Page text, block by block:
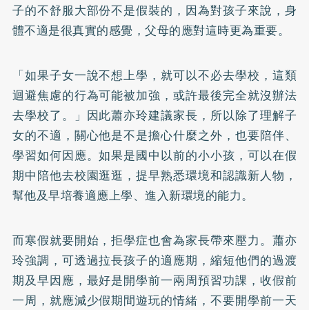
子的不舒服大部份不是假裝的，因為對孩子來說，身
體不適是很真實的感覺，父母的應對這時更為重要。
「如果子女一說不想上學，就可以不必去學校，這類
迴避焦慮的行為可能被加強，或許最後完全就沒辦法
去學校了。」因此蕭亦玲建議家長，所以除了理解子
女的不適，關心他是不是擔心什麼之外，也要陪伴、
學習如何因應。如果是國中以前的小小孩，可以在假
期中陪他去校園逛逛，提早熟悉環境和認識新人物，
幫他及早培養適應上學、進入新環境的能力。
而寒假就要開始，拒學症也會為家長帶來壓力。蕭亦
玲強調，可透過拉長孩子的適應期，縮短他們的過渡
期及早因應，最好是開學前一兩周預習功課，收假前
一周，就應減少假期間遊玩的情緒，不要開學前一天